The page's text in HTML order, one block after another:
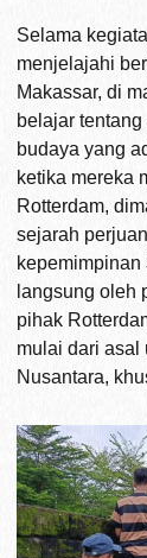
Selama
menjelajahi
Makassar, di
belajar
budaya yang
ketika mereka
Rotterdam,
sejarah
kepemimpinan
langsung oleh
pihak
mulai dari asal
Nusantara,